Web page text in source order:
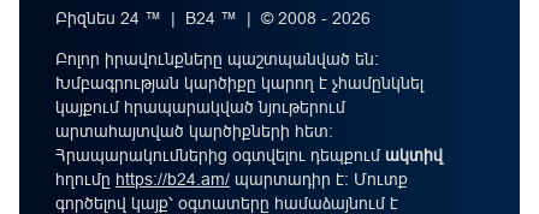
Բիզնես 24 ™ | B24 ™ | © 2008 - 2026
Բոլոր իրավունքները պաշտպանված են:
Խմբագրության կարծիքը կարող է չհամընկնել
կայքում հրապարակված նյութերում
արտահայտված կարծիքների հետ:
Հրապարակումներից օգտվելու դեպքումակտիվ
հղումը https://b24.am/ պարտադիր է: Մուտք
գործելով կայք՝ օգտատերը համաձայնում է